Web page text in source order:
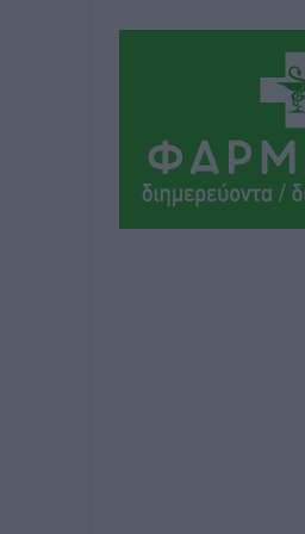
Ιάλυσος Β’: Νωρίς
βάσανα της
πριν 8 ώρες
Εθνικός
προόδου η ίδρυση